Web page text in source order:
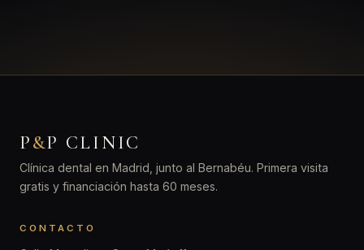
P&P CLINIC
Clínica dental en Madrid, junto al Bernabéu. Primera visita
gratis y financiación hasta 60 meses.
CONTACTO